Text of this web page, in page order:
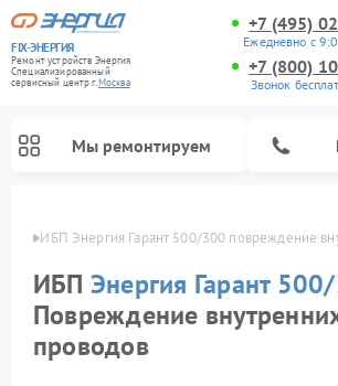
FIX-ЭНЕРГИЯ
Ремонт устройств Энергия
Специализированный
cервисный центр г.Москва
+7 (495)
Ежедневно с
+7 (800)
Звонок
Мы ремонтируем
ИБП Энергия Гарант 500/300 повреждение
ИБП Энергия Гарант
Повреждение
проводов